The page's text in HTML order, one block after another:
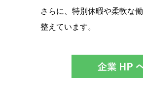
さらに、特別休暇や柔軟な
整えています。